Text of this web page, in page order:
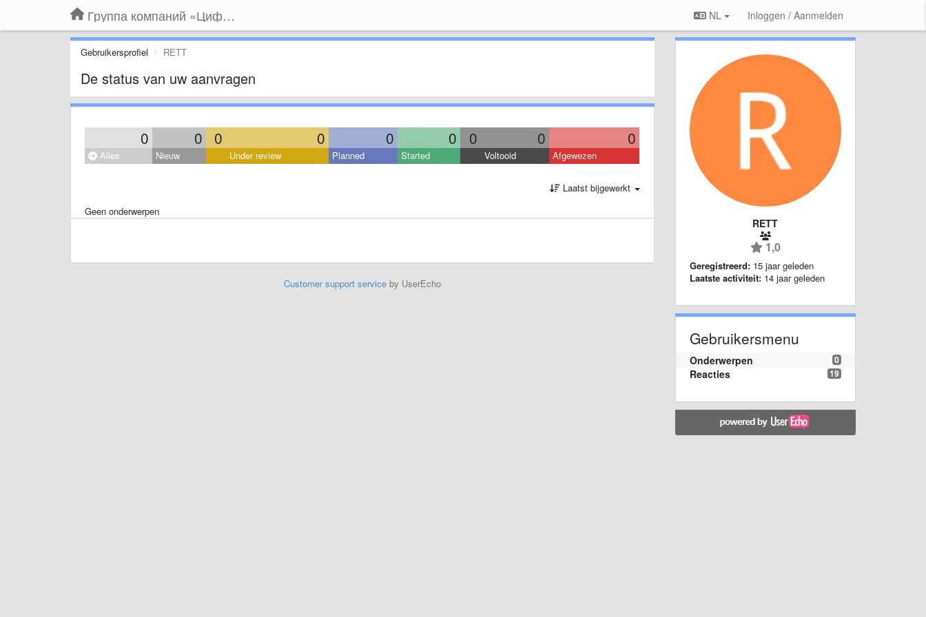
Группа компаний «Цифрабар» NL Inloggen / Aanmelden
Gebruikersprofiel RETT
De status van uw aanvragen
0 0 0 0 0 0 0 0 0
Alles Nieuw Under review Planned Started Voltooid Afgewezen
Laatst bijgewerkt
Geen onderwerpen
Customer support serviceby UserEcho
RETT
1,0
Geregistreerd: 15 jaar geleden
Laatste activiteit: 14 jaar geleden
Gebruikersmenu
0
Onderwerpen
19
Reacties